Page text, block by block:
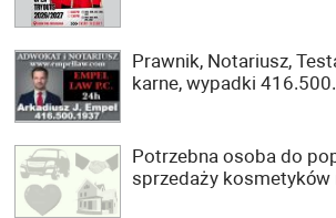
Prawnik, Notariusz,
karne, wypadki
Potrzebna osoba do
sprzedaży kosmetyków